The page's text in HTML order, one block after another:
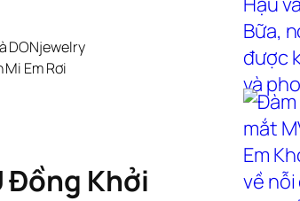
DONjewelry
Em Rơi
Đồng Khởi